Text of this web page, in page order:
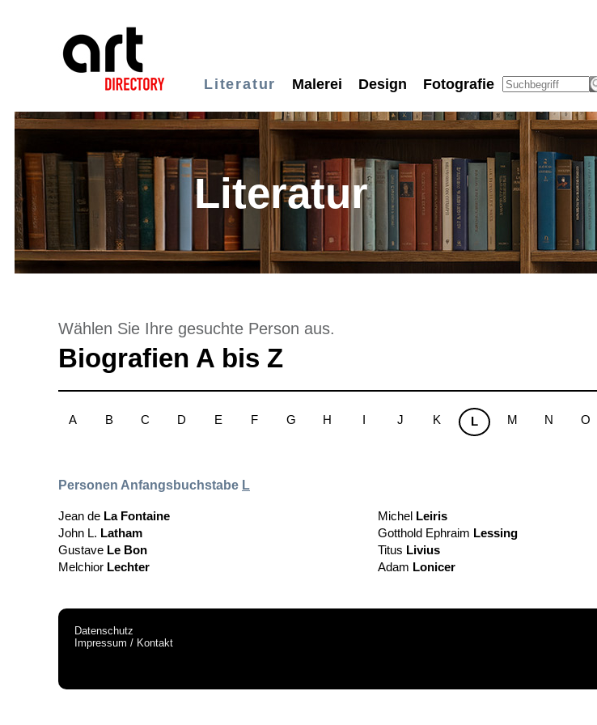
Literatur Malerei Design Fotografie
Literatur
Wählen Sie Ihre gesuchte Person aus.
Biografien A bis Z
A B C D E F G H I J K L M N O
Personen Anfangsbuchstabe L
Jean de La Fontaine
John L. Latham
Gustave Le Bon
Melchior Lechter
Michel Leiris
Gotthold Ephraim Lessing
Titus Livius
Adam Lonicer
Datenschutz
Impressum / Kontakt